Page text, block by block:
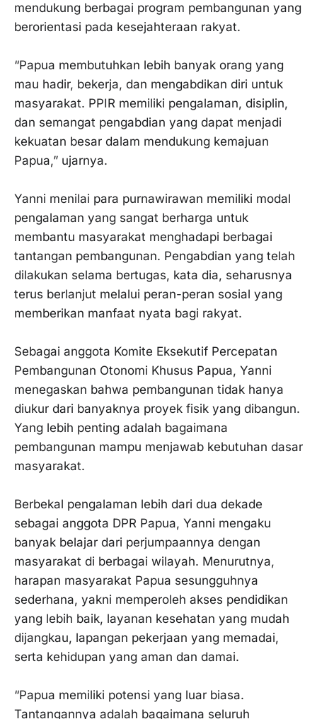
mendukung berbagai program pembangunan yang
berorientasi pada kesejahteraan rakyat.
‎“Papua membutuhkan lebih banyak orang yang
mau hadir, bekerja, dan mengabdikan diri untuk
masyarakat. PPIR memiliki pengalaman, disiplin,
dan semangat pengabdian yang dapat menjadi
kekuatan besar dalam mendukung kemajuan
Papua,” ujarnya.
‎Yanni menilai para purnawirawan memiliki modal
pengalaman yang sangat berharga untuk
membantu masyarakat menghadapi berbagai
tantangan pembangunan. Pengabdian yang telah
dilakukan selama bertugas, kata dia, seharusnya
terus berlanjut melalui peran-peran sosial yang
memberikan manfaat nyata bagi rakyat.
‎Sebagai anggota Komite Eksekutif Percepatan
Pembangunan Otonomi Khusus Papua, Yanni
menegaskan bahwa pembangunan tidak hanya
diukur dari banyaknya proyek fisik yang dibangun.
Yang lebih penting adalah bagaimana
pembangunan mampu menjawab kebutuhan dasar
masyarakat.
‎Berbekal pengalaman lebih dari dua dekade
sebagai anggota DPR Papua, Yanni mengaku
banyak belajar dari perjumpaannya dengan
masyarakat di berbagai wilayah. Menurutnya,
harapan masyarakat Papua sesungguhnya
sederhana, yakni memperoleh akses pendidikan
yang lebih baik, layanan kesehatan yang mudah
dijangkau, lapangan pekerjaan yang memadai,
serta kehidupan yang aman dan damai.
‎“Papua memiliki potensi yang luar biasa.
Tantangannya adalah bagaimana seluruh